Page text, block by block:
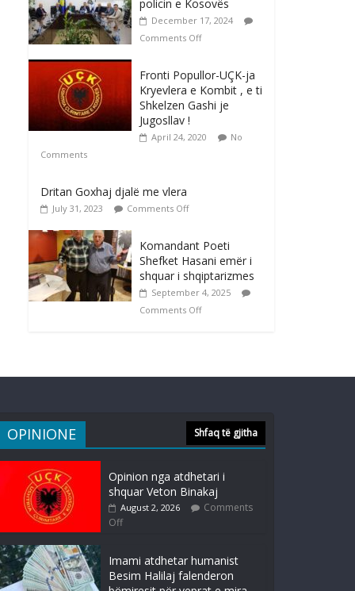
policin e Kosovës
December 17, 2024
Comments Off
Fronti Popullor-UÇK-ja
Kryevlera e Kombit , e ti
Shkelzen Gashi je
Jugosllav !
April 24, 2020
No
Comments
Dritan Goxhaj djalë me vlera
July 31, 2023 Comments Off
Komandant Poeti
Shefket Hasani emër i
shquar i shqiptarizmes
September 4, 2025
Comments Off
OPINIONE Shfaq të gjitha
Opinion nga atdhetari i
shquar Veton Binakaj
August 2, 2026
Comments
Off
Imami atdhetar humanist
Besim Halilaj falenderon